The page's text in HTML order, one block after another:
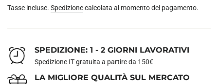
Tasse incluse. Spedizionecalcolata al momento del pagamento.
SPEDIZIONE: 1 - 2 GIORNI LAVORATIVI
Spedizione IT gratuita a partire da 150€
LA MIGLIORE QUALITÀ SUL MERCATO